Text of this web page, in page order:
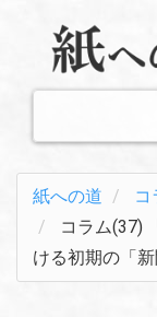
紙への道
コ
コラム(37)
ける初期の「